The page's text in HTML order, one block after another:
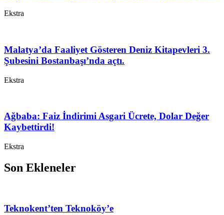
Ekstra
Malatya’da Faaliyet Gösteren Deniz Kitapevleri 3.
Şubesini Bostanbaşı’nda açtı.
Ekstra
Ağbaba: Faiz İndirimi Asgari Ücrete, Dolar Değer
Kaybettirdi!
Ekstra
Son Ekleneler
Teknokent’ten Teknoköy’e